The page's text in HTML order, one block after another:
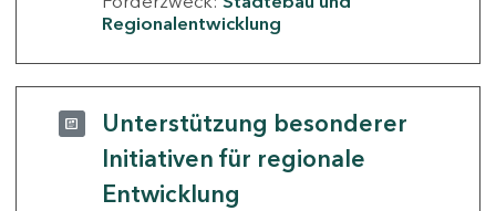
Regionalentwicklung
Unterstützung besonderer
Initiativen für regionale
Entwicklung